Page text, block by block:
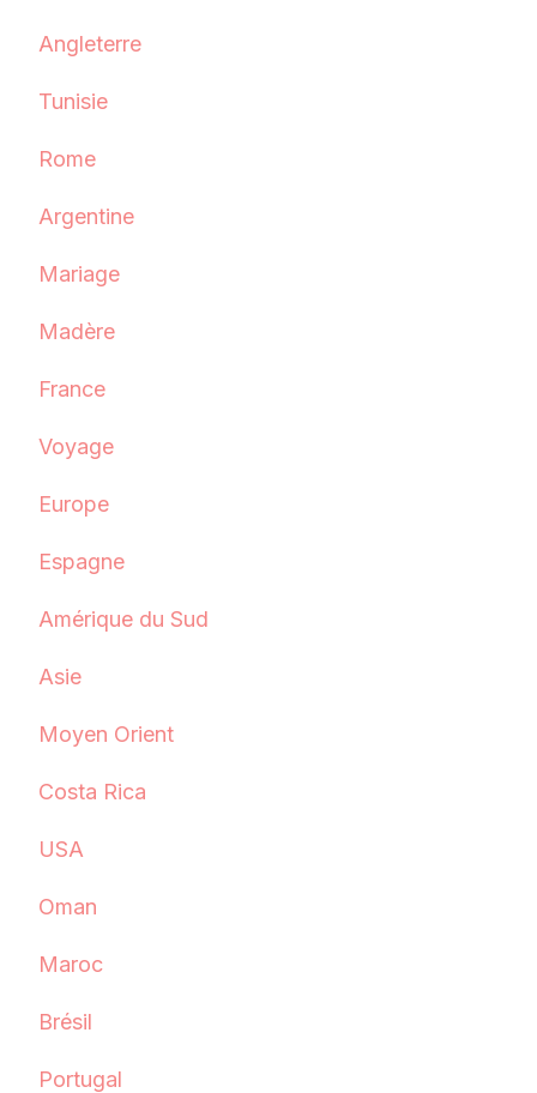
Angleterre
Tunisie
Rome
Argentine
Mariage
Madère
France
Voyage
Europe
Espagne
Amérique du Sud
Asie
Moyen Orient
Costa Rica
USA
Oman
Maroc
Brésil
Portugal